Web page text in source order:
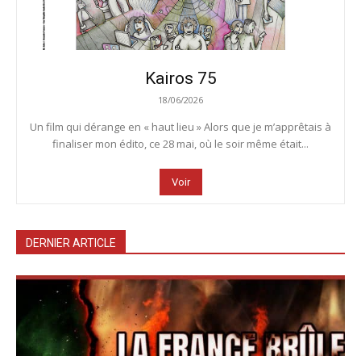
Kairos 75
18/06/2026
Un film qui dérange en « haut lieu » Alors que je m’apprêtais à
finaliser mon édito, ce 28 mai, où le soir même était...
Voir
DERNIER ARTICLE